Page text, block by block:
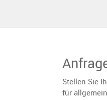
Stellen Sie
für